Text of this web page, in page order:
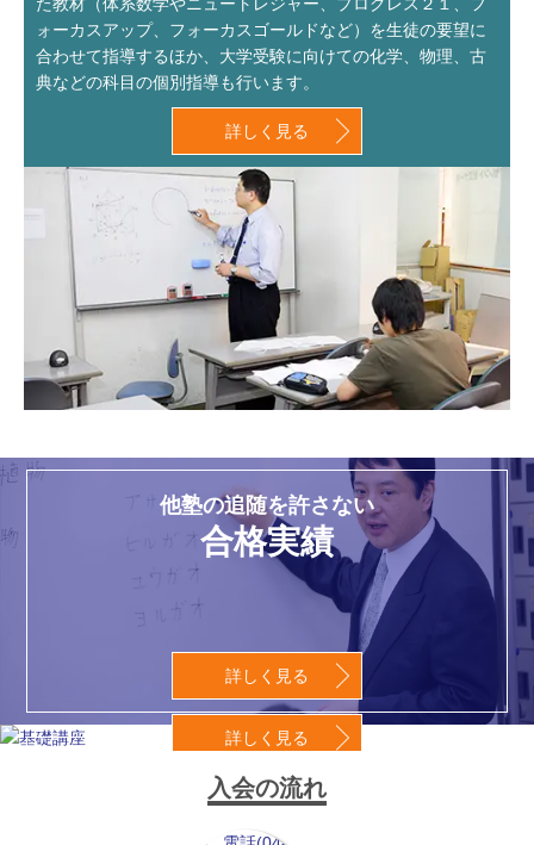
ォーカスアップ、フォーカスゴールドなど）を生徒の要望に
合わせて指導するほか、大学受験に向けての化学、物理、古
典などの科目の個別指導も行います。
詳しく見る
他塾の追随を許さない
合格実績
詳しく見る
中学受験の基礎講座
詳しく見る
入会の流れ